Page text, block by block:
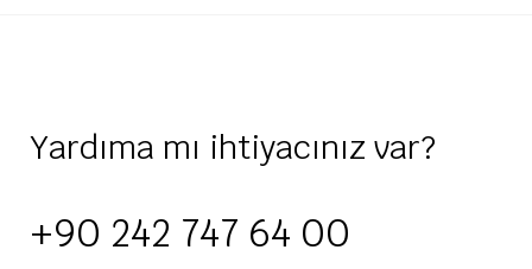
Yardıma mı ihtiyacınız var?
+90 242 747 64 00